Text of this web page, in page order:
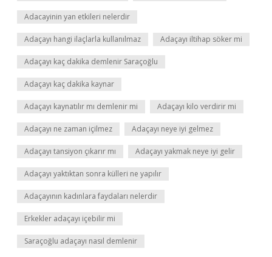
Adacayinin yan etkileri nelerdir
Adaçayı hangi ilaçlarla kullanılmaz Adaçayı iltihap söker mi
Adaçayı kaç dakika demlenir Saraçoğlu
Adaçayı kaç dakika kaynar
Adaçayı kaynatılır mı demlenir mi Adaçayı kilo verdirir mi
Adaçayı ne zaman içilmez Adaçayı neye iyi gelmez
Adaçayı tansiyon çıkarır mı Adaçayı yakmak neye iyi gelir
Adaçayı yaktıktan sonra külleri ne yapılır
Adaçayının kadınlara faydaları nelerdir
Erkekler adaçayı içebilir mi
Saraçoğlu adaçayı nasıl demlenir